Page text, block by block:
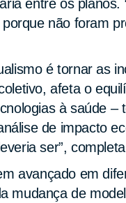
entre os
não foram
é tornar as
afeta o
à saúde
de impacto
ser”,
avançado em
mudança de